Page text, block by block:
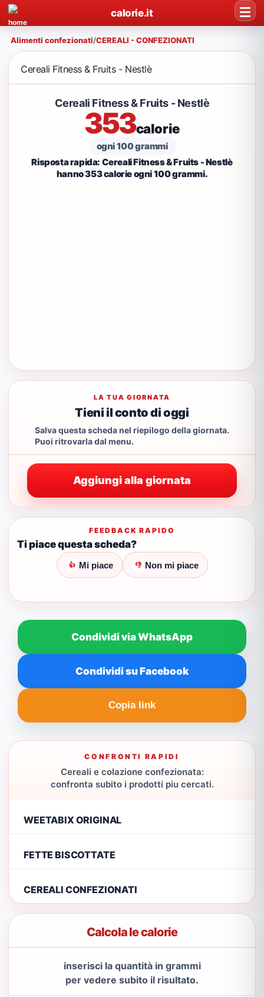
calorie.it
Alimenti confezionati/CEREALI - CONFEZIONATI
Cereali Fitness & Fruits - Nestlè
Cereali Fitness & Fruits - Nestlè
353calorie
ogni 100 grammi
Risposta rapida: Cereali Fitness & Fruits - Nestlè
hanno 353 calorie ogni 100 grammi.
LA TUA GIORNATA
Tieni il conto di oggi
Salva questa scheda nel riepilogo della giornata.
Puoi ritrovarla dal menu.
Aggiungi alla giornata
FEEDBACK RAPIDO
Ti piace questa scheda?
👍 Mi piace 👎 Non mi piace
Condividi via WhatsApp
Condividi su Facebook
Copia link
CONFRONTI RAPIDI
Cereali e colazione confezionata:
confronta subito i prodotti piu cercati.
WEETABIX ORIGINAL
FETTE BISCOTTATE
CEREALI CONFEZIONATI
Calcola le calorie
inserisci la quantità in grammi
per vedere subito il risultato.